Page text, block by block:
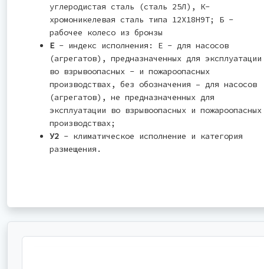
углеродистая сталь (сталь 25Л), К-
хромоникелевая сталь типа 12Х18Н9Т; Б -
рабочее колесо из бронзы
Е- индекс исполнения: Е - для насосов
(агрегатов), предназначенных для эксплуатации
во взрывоопасных - и пожароопасных
производствах, без обозначения – для насосов
(агрегатов), не предназначенных для
эксплуатации во взрывоопасных и пожароопасных
производствах;
У2 - климатическое исполнение и категория
размещения.